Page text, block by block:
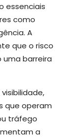
essenciais
como
A
que o risco
uma barreira
que operam
tráfego
a